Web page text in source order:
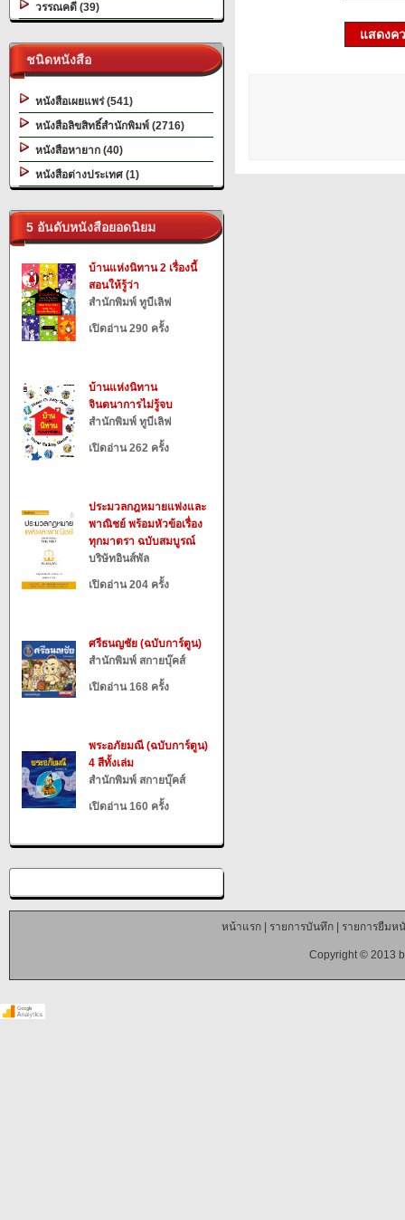
วรรณคดี (39)
ชนิดหนังสือ
หนังสือเผยแพร่ (541)
หนังสือลิขสิทธิ์สำนักพิมพ์ (2716)
หนังสือหายาก (40)
หนังสือต่างประเทศ (1)
5 อันดับหนังสือยอดนิยม
บ้านแห่งนิทาน 2 เรื่องนี้
สอนให้รู้ว่า
สำนักพิมพ์ ทูบีเลิฟ
เปิดอ่าน 290 ครั้ง
บ้านแห่งนิทาน
จินตนาการไม่รู้จบ
สำนักพิมพ์ ทูบีเลิฟ
เปิดอ่าน 262 ครั้ง
ประมวลกฎหมายแพ่งและ
พาณิชย์ พร้อมหัวข้อเรื่อง
ทุกมาตรา ฉบับสมบูรณ์
บริษัทอินส์พัล
เปิดอ่าน 204 ครั้ง
ศรีธนญชัย (ฉบับการ์ตูน)
สำนักพิมพ์ สกายบุ๊คส์
เปิดอ่าน 168 ครั้ง
พระอภัยมณี (ฉบับการ์ตูน)
4 สีทั้งเล่ม
สำนักพิมพ์ สกายบุ๊คส์
เปิดอ่าน 160 ครั้ง
แสดงค
หน้าแรก| รายการบันทึก| รายการยืมห
Copyright © 2013